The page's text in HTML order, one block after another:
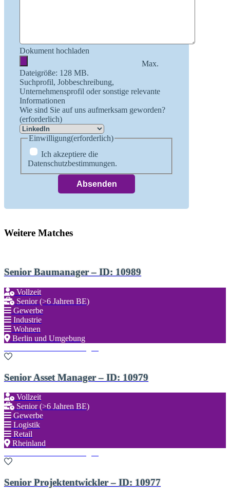
Dokument hochladen
Max.
Dateigröße: 128 MB.
Suchprofil, Jobbeschreibung,
Unternehmensprofil oder sonstige relevante
Informationen
Wie sind Sie auf uns aufmerksam geworden?
(erforderlich)
Einwilligung(erforderlich)
Ich akzeptiere die
Datenschutzbestimmungen.
Weitere Matches
Senior Baumanager – ID: 10989
Vollzeit
Senior (>6 Jahren BE)
Gewerbe
Industrie
Wohnen
Berlin und Umgebung
Senior Asset Manager – ID: 10979
Vollzeit
Senior (>6 Jahren BE)
Gewerbe
Logistik
Retail
Rheinland
Senior Projektentwickler – ID: 10977